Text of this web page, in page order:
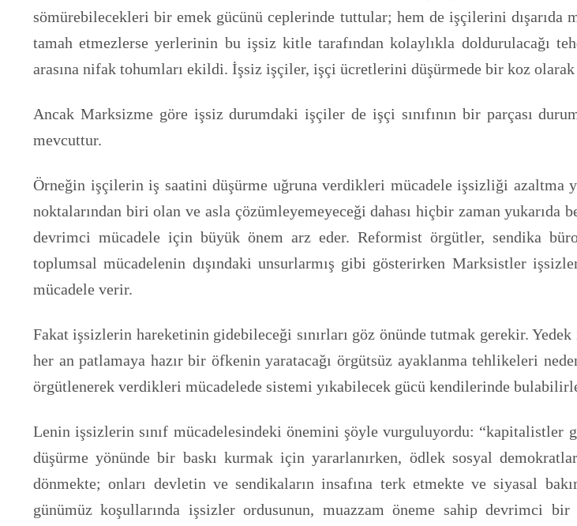
sömürebilecekleri bir emek gücünü ceplerinde tuttular; hem de işçilerini dışarıda
tamah etmezlerse yerlerinin bu işsiz kitle tarafından kolaylıkla doldurulacağı
arasına nifak tohumları ekildi. İşsiz işçiler, işçi ücretlerini düşürmede bir koz olarak
Ancak Marksizme göre işsiz durumdaki işçiler de işçi sınıfının bir parçası
mevcuttur.
Örneğin işçilerin iş saatini düşürme uğruna verdikleri mücadele işsizliği azaltma
noktalarından biri olan ve asla çözümleyemeyeceği dahası hiçbir zaman
devrimci mücadele için büyük önem arz eder. Reformist örgütler, sendika
toplumsal mücadelenin dışındaki unsurlarmış gibi gösterirken Marksistler
mücadele verir.
Fakat işsizlerin hareketinin gidebileceği sınırları göz önünde tutmak gerekir.
her an patlamaya hazır bir öfkenin yaratacağı örgütsüz ayaklanma tehlikeleri
örgütlenerek verdikleri mücadelede sistemi yıkabilecek gücü kendilerinde
Lenin işsizlerin sınıf mücadelesindeki önemini şöyle vurguluyordu:
düşürme yönünde bir baskı kurmak için yararlanırken, ödlek sosyal
dönmekte; onları devletin ve sendikaların insafına terk etmekte ve siyasal
günümüz koşullarında işsizler ordusunun, muazzam öneme sahip devrimci